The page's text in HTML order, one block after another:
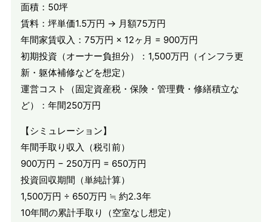
面積：50坪
賃料：坪単価1.5万円 → 月額75万円
年間家賃収入：75万円 × 12ヶ月 = 900万円
初期投資（オーナー負担分）：1,500万円（インフラ更
新・躯体補修などを想定）
運営コスト（固定資産税・保険・管理費・修繕積立な
ど）：年間250万円
【シミュレーション】
年間手取り収入（税引前）
900万円 − 250万円 = 650万円
投資回収期間（単純計算）
1,500万円 ÷ 650万円 ≒ 約2.3年
10年間の累計手取り（空室なし想定）